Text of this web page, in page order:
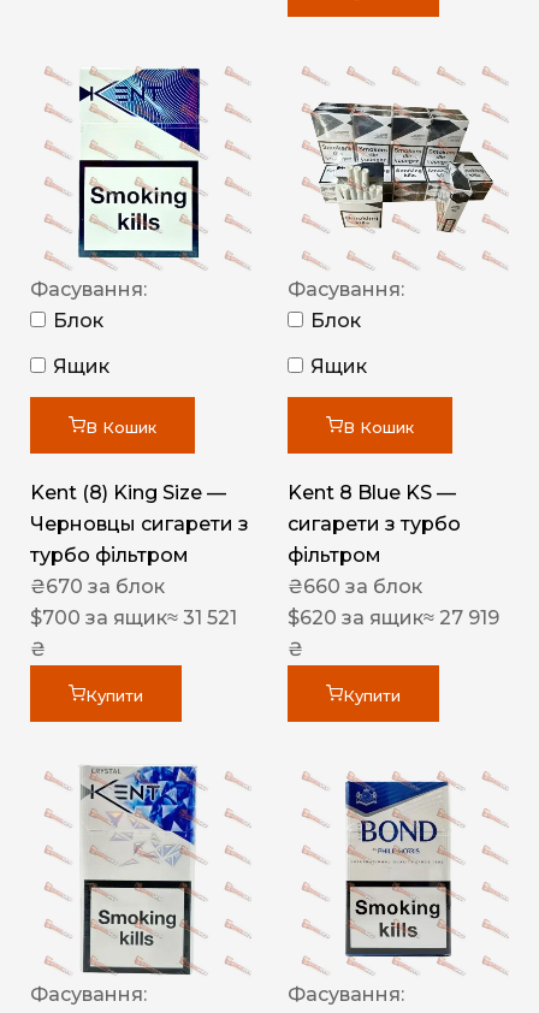
Фасування:
Блок
Ящик
В Кошик
Kent (8) King Size —
Черновцы сигарети з
турбо фільтром
₴670 за блок
$700 за ящик≈ 31 521
₴
Купити
Фасування:
Блок
Ящик
В Кошик
Kent 8 Blue KS —
сигарети з турбо
фільтром
₴660 за блок
$620 за ящик≈ 27 919
₴
Купити
Фасування:
Фасування: